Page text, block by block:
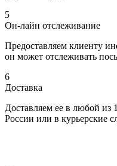
5
Он-лайн отслеживание
Предоставляем клиенту
он может отслеживать
6
Доставка
Доставляем ее в любой из
России или в курьерские